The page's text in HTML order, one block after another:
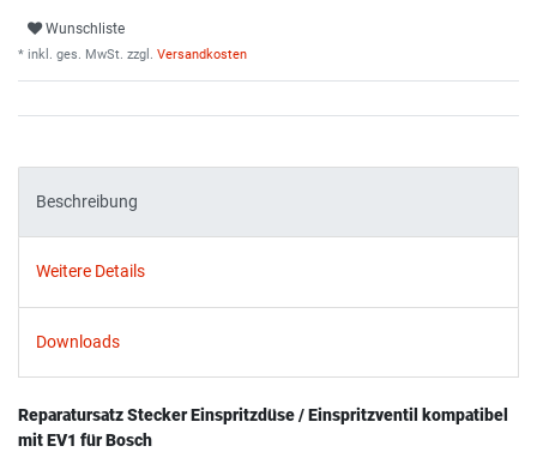
Wunschliste
* inkl. ges. MwSt. zzgl. Versandkosten
Beschreibung
Weitere Details
Downloads
Reparatursatz Stecker Einspritzdüse / Einspritzventil kompatibel
mit EV1 für Bosch